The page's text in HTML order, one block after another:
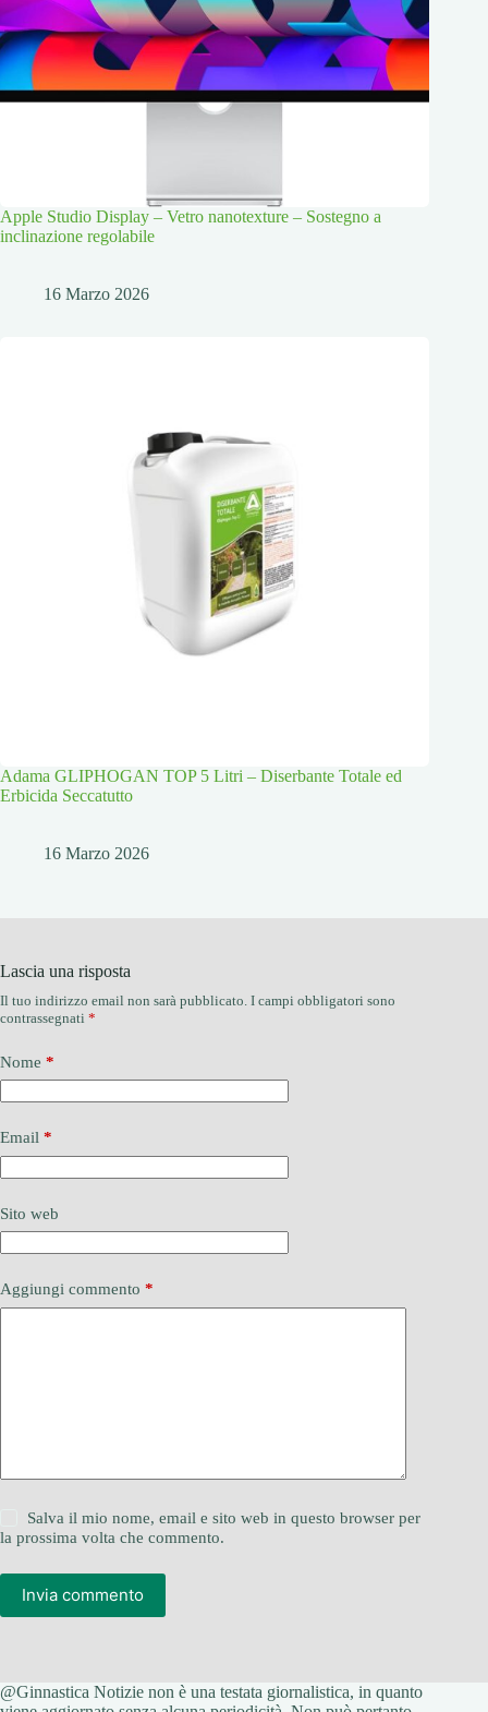
Apple Studio Display – Vetro nanotexture – Sostegno a
inclinazione regolabile
16 Marzo 2026
Adama GLIPHOGAN TOP 5 Litri – Diserbante Totale ed
Erbicida Seccatutto
16 Marzo 2026
Lascia una risposta
Il tuo indirizzo email non sarà pubblicato. I campi obbligatori sono
contrassegnati *
Nome *
Email *
Sito web
Aggiungi commento *
Salva il mio nome, email e sito web in questo browser per
la prossima volta che commento.
Invia commento
@Ginnastica Notizie non è una testata giornalistica, in quanto